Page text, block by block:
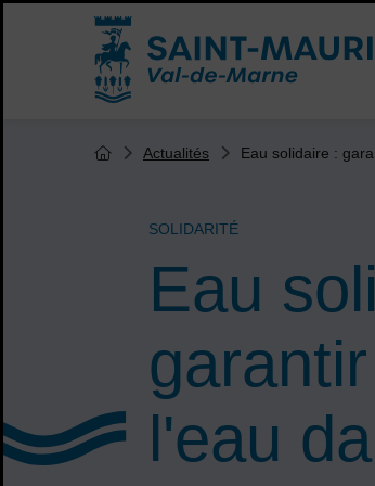
Accueil ville de Saint-Maurice
Eau
l'eau
SOLIDARITÉ
Vous êtes ici :
Page d'accueil du site
Actualités Eau solidaire :